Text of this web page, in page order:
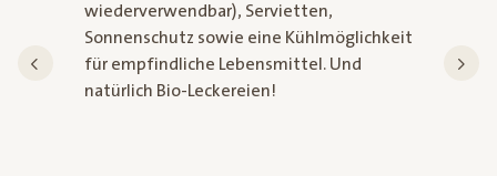
wiederverwendbar), Servietten,
Sonnenschutz sowie eine Kühlmöglichkeit
für empfindliche Lebensmittel. Und
natürlich Bio-Leckereien!
Muffins